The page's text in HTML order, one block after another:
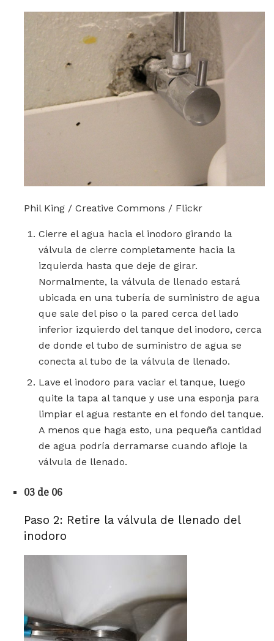
Phil King / Creative Commons / Flickr
Cierre el agua hacia el inodoro girando la
válvula de cierre completamente hacia la
izquierda hasta que deje de girar.
Normalmente, la válvula de llenado estará
ubicada en una tubería de suministro de agua
que sale del piso o la pared cerca del lado
inferior izquierdo del tanque del inodoro, cerca
de donde el tubo de suministro de agua se
conecta al tubo de la válvula de llenado.
Lave el inodoro para vaciar el tanque, luego
quite la tapa al tanque y use una esponja para
limpiar el agua restante en el fondo del tanque.
A menos que haga esto, una pequeña cantidad
de agua podría derramarse cuando afloje la
válvula de llenado.
03 de 06
Paso 2: Retire la válvula de llenado del
inodoro